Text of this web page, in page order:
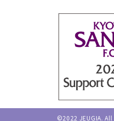
©2022 JEUGIA. All